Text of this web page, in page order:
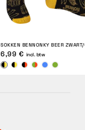
SOKKEN BENNONKY BEER
6,99 € incl. btw